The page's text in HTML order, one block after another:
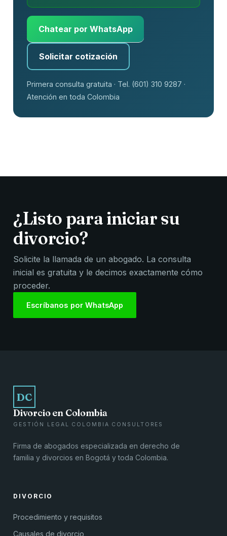
Chatear por WhatsApp
Solicitar cotización
Primera consulta gratuita · Tel. (601) 310 9287 ·
Atención en toda Colombia
¿Listo para iniciar su
divorcio?
Solicite la llamada de un abogado. La consulta
inicial es gratuita y le decimos exactamente cómo
proceder.
Escríbanos por WhatsApp
DC
Divorcio en Colombia
GESTIÓN LEGAL COLOMBIA CONSULTORES
Firma de abogados especializada en derecho de
familia y divorcios en Bogotá y toda Colombia.
DIVORCIO
Procedimiento y requisitos
Causales de divorcio